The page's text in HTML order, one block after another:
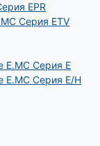
EPR
Серия ETV
E.MC Серия E
E.MC Серия E/H